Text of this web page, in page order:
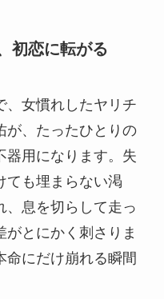
初恋に転がる
、女慣れしたヤリチ
が、たったひとりの
器用になります。失
ても埋まらない渇
、息を切らして走っ
がとにかく刺さりま
命にだけ崩れる瞬間